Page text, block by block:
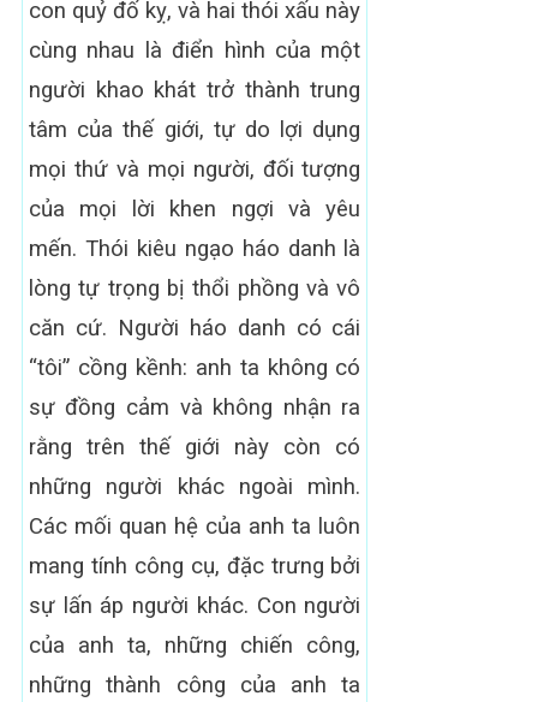
con quỷ đố kỵ, và hai thói xấu này
cùng nhau là điển hình của một
người khao khát trở thành trung
tâm của thế giới, tự do lợi dụng
mọi thứ và mọi người, đối tượng
của mọi lời khen ngợi và yêu
mến. Thói kiêu ngạo háo danh là
lòng tự trọng bị thổi phồng và vô
căn cứ. Người háo danh có cái
“tôi” cồng kềnh: anh ta không có
sự đồng cảm và không nhận ra
rằng trên thế giới này còn có
những người khác ngoài mình.
Các mối quan hệ của anh ta luôn
mang tính công cụ, đặc trưng bởi
sự lấn áp người khác. Con người
của anh ta, những chiến công,
những thành công của anh ta